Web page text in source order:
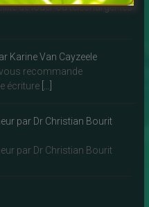
de louer ou télécharger les
Karine Van Cayzeele
recommande
écriture
par Dr Christian Bourit
par Dr Christian Bourit